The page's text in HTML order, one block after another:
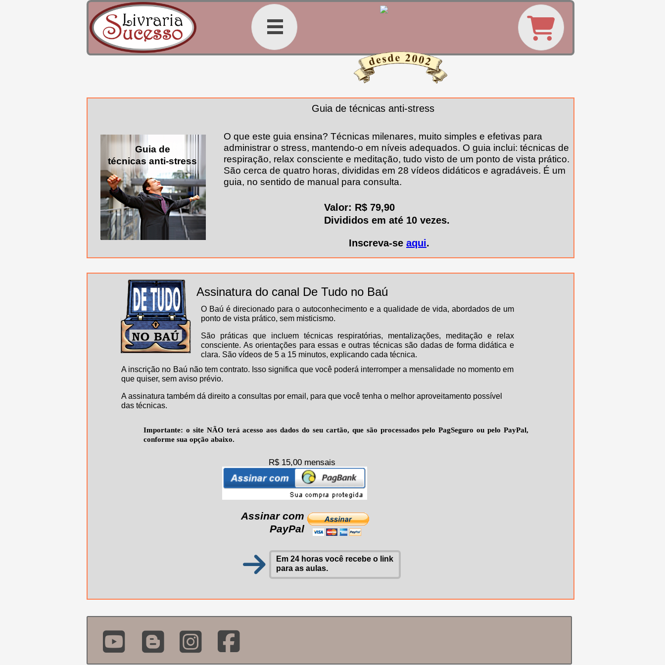
O que este guia ensina? Técnicas milenares, muito simples e efetivas para
administrar o stress, mantendo-o em níveis adequados. O guia inclui: técnicas de
respiração, relax consciente e meditação, tudo visto de um ponto de vista prático.
São cerca de quatro horas, divididas em 28 vídeos didáticos e agradáveis. É um
guia, no sentido de manual para consulta.
Valor: R$ 79,90
Divididos em até 10 vezes.
Inscreva-se aqui.
Guia de
técnicas anti-stress
Assinar com
PayPal
Importante: o site NÃO terá acesso aos dados do seu cartão, que são processados pelo PagSeguro ou pelo PayPal,
conforme sua opção abaixo.
R$ 15,00 mensais
Assinatura do canal De Tudo no Baú
O Baú é direcionado para o autoconhecimento e a qualidade de vida, abordados de um
ponto de vista prático, sem misticismo.
São práticas que incluem técnicas respiratórias, mentalizações, meditação e relax
consciente. As orientações para essas e outras técnicas são dadas de forma didática e
clara. São vídeos de 5 a 15 minutos, explicando cada técnica.
A inscrição no Baú não tem contrato. Isso significa que você poderá interromper a mensalidade no momento em
que quiser, sem aviso prévio.
A assinatura também dá direito a consultas por email, para que você tenha o melhor aproveitamento possível
das técnicas.
Em 24 horas você recebe o link
para as aulas.
Guia de técnicas anti-stress